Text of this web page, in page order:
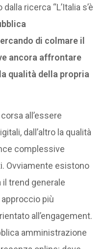
ricerca “L’Italia s’è
di colmare il
ancora affrontare
qualità della propria
all’essere
dall’altro la qualità
complessive
Ovviamente esistono
trend generale
più
all’engagement.
amministrazione